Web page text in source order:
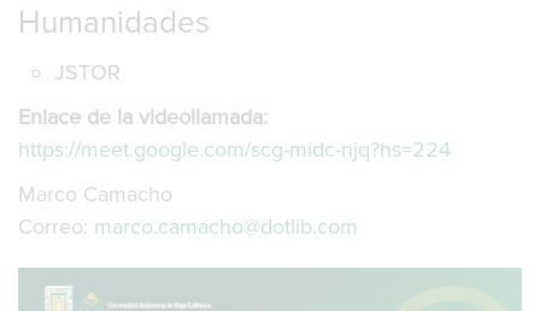
Humanidades
JSTOR
Enlace de la videollamada:
https://meet.google.com/scg-midc-njq?hs=224
Marco Camacho
Correo: marco.camacho@dotlib.com